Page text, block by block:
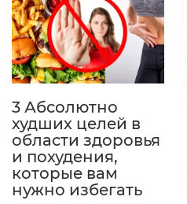
3 Абсолютно
худших целей в
области здоровья
и похудения,
которые вам
нужно избегать